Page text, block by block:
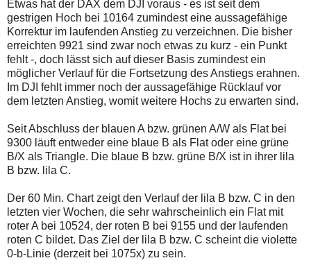
auch
Verstösse
gegen
die
Netiquette
oder
ein
Missbrauch
der
Kommentarfunktion
Bitte
überprüfen
Sie
Ihre
Browsereinstellungen
Ihre
Internetverbindung
und
versuchen
Sie
es
zu
Alternativ
sind
die
Post
auch
auf
der
Plattform
wallstreet-
online.de
Etwas hat der DAX dem DJI voraus - es ist seit dem
gestrigen Hoch bei 10164 zumindest eine aussagefähige
Korrektur im laufenden Anstieg zu verzeichnen. Die bisher
erreichten 9921 sind zwar noch etwas zu kurz - ein Punkt
fehlt -, doch lässt sich auf dieser Basis zumindest ein
möglicher Verlauf für die Fortsetzung des Anstiegs erahnen.
Im DJI fehlt immer noch der aussagefähige Rücklauf vor
dem letzten Anstieg, womit weitere Hochs zu erwarten sind.
Seit Abschluss der blauen A bzw. grünen A/W als Flat bei
9300 läuft entweder eine blaue B als Flat oder eine grüne
B/X als Triangle. Die blaue B bzw. grüne B/X ist in ihrer lila
B bzw. lila C.
Der 60 Min. Chart zeigt den Verlauf der lila B bzw. C in den
letzten vier Wochen, die sehr wahrscheinlich ein Flat mit
roter A bei 10524, der roten B bei 9155 und der laufenden
roten C bildet. Das Ziel der lila B bzw. C scheint die violette
0-b-Linie (derzeit bei 1075x) zu sein.